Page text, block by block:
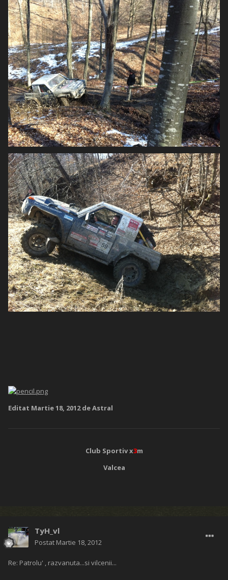
Editat Martie 18, 2012de Astral
Club Sportiv x3m
Valcea
TyH_vl
Postat Martie 18, 2012
Re: Patrolu' , razvanuta...si vilcenii...